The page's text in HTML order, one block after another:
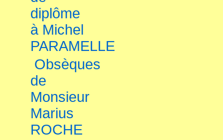
diplôme
à Michel
PARAMELLE
Obsèques
de
Monsieur
Marius
ROCHE